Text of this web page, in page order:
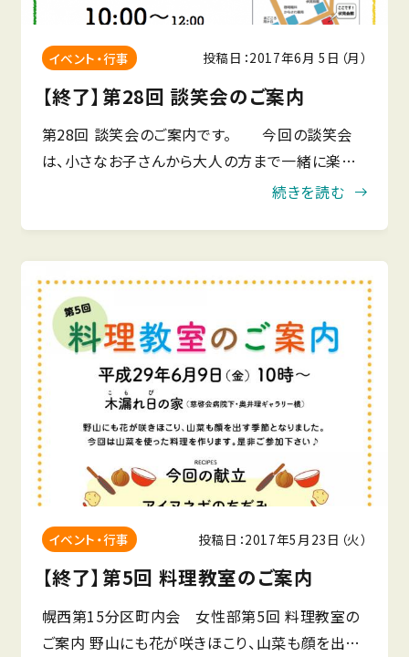
イベント・行事 投稿日：2017年6月 5日（月）
【終了】第28回 談笑会のご案内
第28回 談笑会のご案内です。 今回の談笑会
は、小さなお子さんから大人の方まで一緒に楽し
んでいただけるスペシャル企画、「こどもと大人の
続きを読む
イベント・行事 投稿日：2017年5月23日（火）
【終了】第5回 料理教室のご案内
幌西第15分区町内会 女性部第5回 料理教室の
ご案内 野山にも花が咲きほこり、山菜も顔を出す